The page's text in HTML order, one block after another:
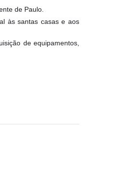
de Paulo.
às santas casas e aos
de equipamentos,